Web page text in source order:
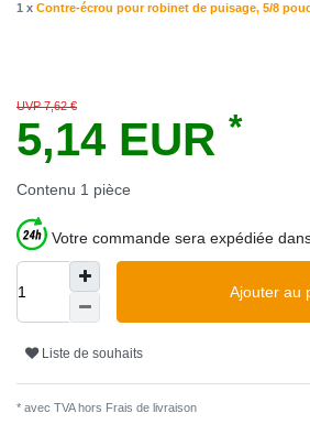
1 x Contre-écrou pour robinet de puisage, 5/8
UVP 7,62 €
5,14 EUR *
Contenu 1 pièce
Votre commande sera expédiée
Ajouter au
Liste de souhaits
* avec TVA hors Frais de livraison